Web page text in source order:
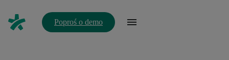
Poproś o demo